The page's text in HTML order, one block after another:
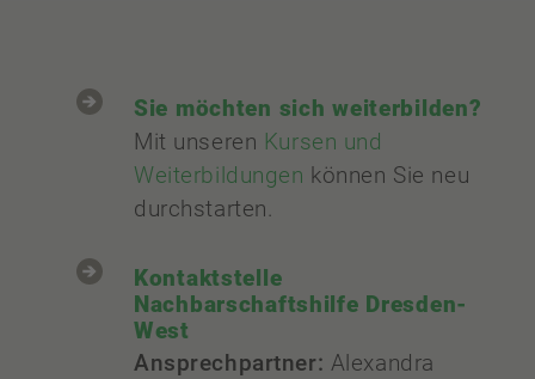
Sie möchten sich weiterbilden?
Mit unseren Kursen und
Weiterbildungen können Sie neu
durchstarten.
Kontaktstelle
Nachbarschaftshilfe Dresden-
West
Ansprechpartner: Alexandra